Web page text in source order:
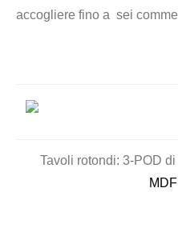
accogliere fino a sei
Tavoli rotondi: 3-POD di